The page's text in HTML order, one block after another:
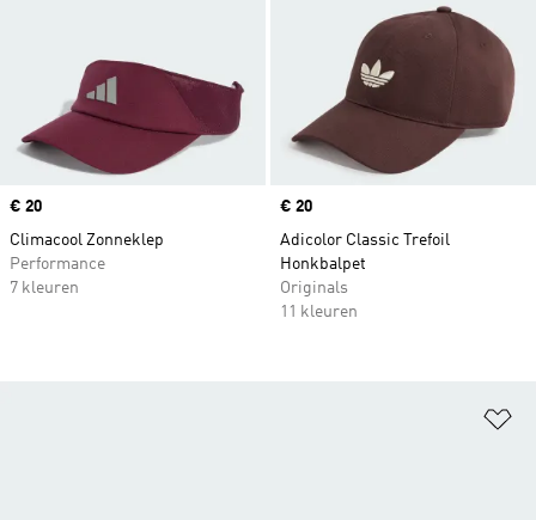
Price
€ 20
Climacool Zonneklep
Performance
7 kleuren
Price
€ 20
Adicolor Classic Trefoil
Honkbalpet
Originals
11 kleuren